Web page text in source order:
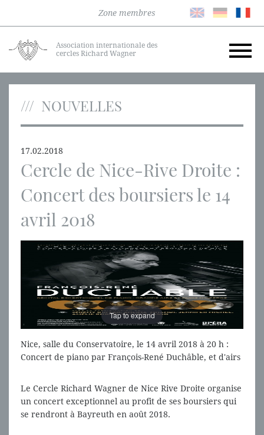
Zone membres
Association internationale des
cercles Richard Wagner
NOUVELLES
17.02.2018
Cercle de Nice-Rive Droite :
Concert des boursiers le 14
avril 2018
Tap to expand
Nice, salle du Conservatoire, le 14 avril 2018 à 20 h :
Concert de piano par François-René Duchâble, et d'airs
Richard Wagner de Nice Rive droite
Le Cercle Richard Wagner de Nice Rive Droite organise
un concert exceptionnel au profit de ses boursiers qui
se rendront à Bayreuth en août 2018.